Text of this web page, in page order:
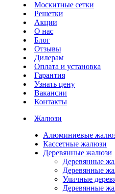
Москитные сетки
Решетки
Акции
О нас
Блог
Отзывы
Дилерам
Оплата и установка
Гарантия
Узнать цену
Вакансии
Контакты
Жалюзи
Алюминиевые
Кассетные жалюзи
Деревянные жалюзи
Деревянные
Деревянные
Уличные
Деревянные